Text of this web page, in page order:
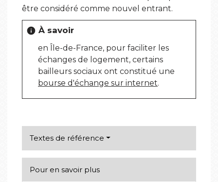
être considéré comme nouvel entrant.
info À savoir
en Île-de-France, pour faciliter les
échanges de logement, certains
bailleurs sociaux ont constitué une
bourse d'échange sur internet.
Textes de référence
Pour en savoir plus